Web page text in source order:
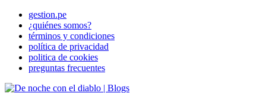
gestion.pe
¿quiénes somos?
términos y condiciones
política de privacidad
politica de cookies
preguntas frecuentes